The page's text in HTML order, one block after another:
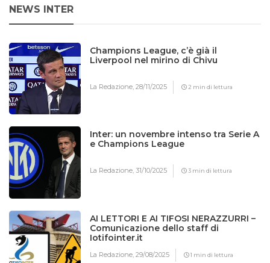
NEWS INTER
Champions League, c’è già il
Liverpool nel mirino di Chivu
La Redazione,28/11/2025 2 min di lettura
Inter: un novembre intenso tra Serie A
e Champions League
La Redazione,31/10/2025 3 min di lettura
AI LETTORI E AI TIFOSI NERAZZURRI –
Comunicazione dello staff di
Iotifointer.it
La Redazione,29/08/2025 1 min di lettura